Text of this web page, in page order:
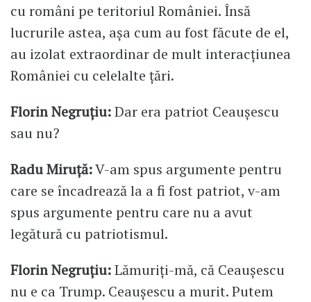
cu români pe teritoriul României. Însă
lucrurile astea, așa cum au fost făcute de el,
au izolat extraordinar de mult interacțiunea
României cu celelalte țări.
Florin Negruțiu:Dar era patriot Ceaușescu
sau nu?
Radu Miruță:V-am spus argumente pentru
care se încadrează la a fi fost patriot, v-am
spus argumente pentru care nu a avut
legătură cu patriotismul.
Florin Negruțiu:Lămuriți-mă, că Ceaușescu
nu e ca Trump. Ceaușescu a murit. Putem